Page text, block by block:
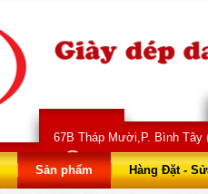
67B Tháp Mười,P. Bình Tây
028 66 73 68 68 -
Sản phẩm Hàng Đặt -